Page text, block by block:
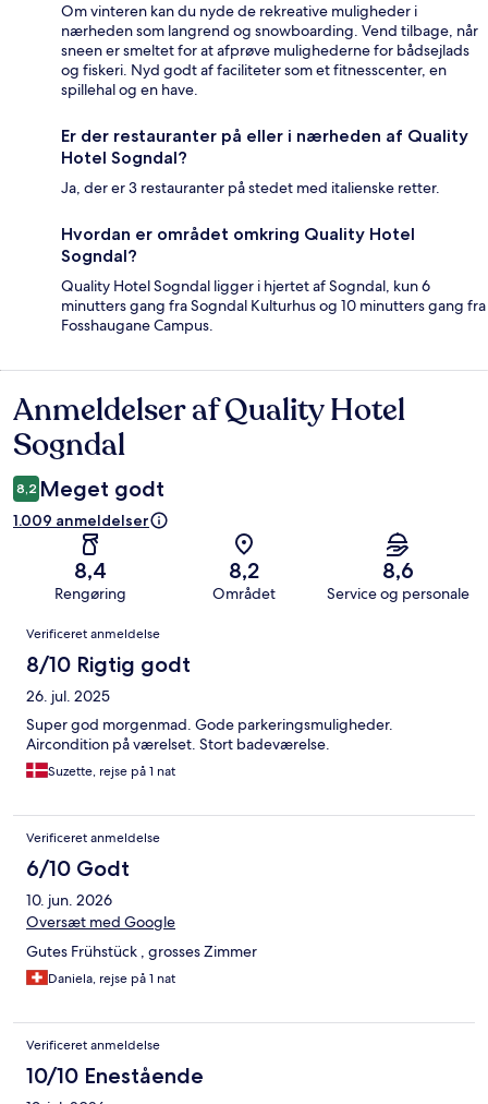
Om vinteren kan du nyde de rekreative muligheder i
nærheden som langrend og snowboarding. Vend tilbage, når
sneen er smeltet for at afprøve mulighederne for bådsejlads
og fiskeri. Nyd godt af faciliteter som et fitnesscenter, en
spillehal og en have.
Er der restauranter på eller i nærheden af Quality
Hotel Sogndal?
Ja, der er 3 restauranter på stedet med italienske retter.
Hvordan er området omkring Quality Hotel
Sogndal?
Quality Hotel Sogndal ligger i hjertet af Sogndal, kun 6
minutters gang fra Sogndal Kulturhus og 10 minutters gang fra
Fosshaugane Campus.
Anmeldelser
Anmeldelser af Quality Hotel
Sogndal
8,2 Meget godt
1.009 anmeldelser
8,4
Rengøring
8,2
Området
8,6
Service og personale
Anmeldelser
Verificeret anmeldelse
8/10 Rigtig godt
26. jul. 2025
Super god morgenmad. Gode parkeringsmuligheder.
Aircondition på værelset. Stort badeværelse.
Suzette, rejse på 1 nat
Verificeret anmeldelse
6/10 Godt
10. jun. 2026
Oversæt med Google
Gutes Frühstück , grosses Zimmer
Daniela, rejse på 1 nat
Verificeret anmeldelse
10/10 Enestående